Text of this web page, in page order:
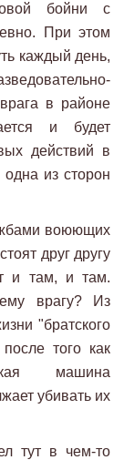
бойни с
При этом
каждый день,
в районе
и будет
действий в
из сторон
воюющих
друг другу
и там, и там.
врагу? Из
"братского
того как
машина
убивать их
тут в чем-то